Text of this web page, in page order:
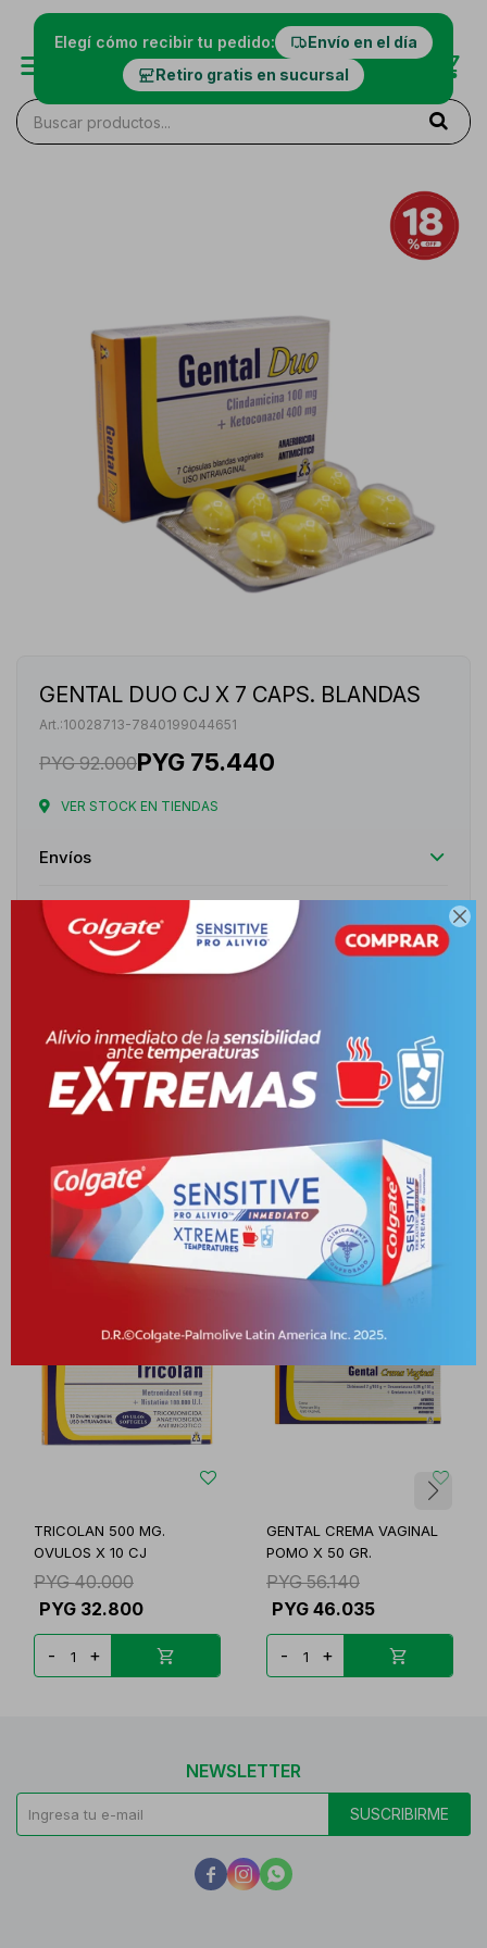

Elegí cómo recibir tu pedido:
Envío en el día
Retiro gratis en sucursal
GENTAL DUO CJ X 7 CAPS. BLANDAS
10028713-7840199044651
PYG 92.000PYG 75.440
VER STOCK EN TIENDAS
Envíos
Cambios y Devoluciones
Medios de pago
Venta libre
Productos que te pueden interesar
TRICOLAN 500 MG.
OVULOS X 10 CJ
PYG 40.000
PYG 32.800
- +
GENTAL CREMA VAGINAL
POMO X 50 GR.
PYG 56.140
PYG 46.035
- +
NEWSLETTER
SUSCRIBIRME
  